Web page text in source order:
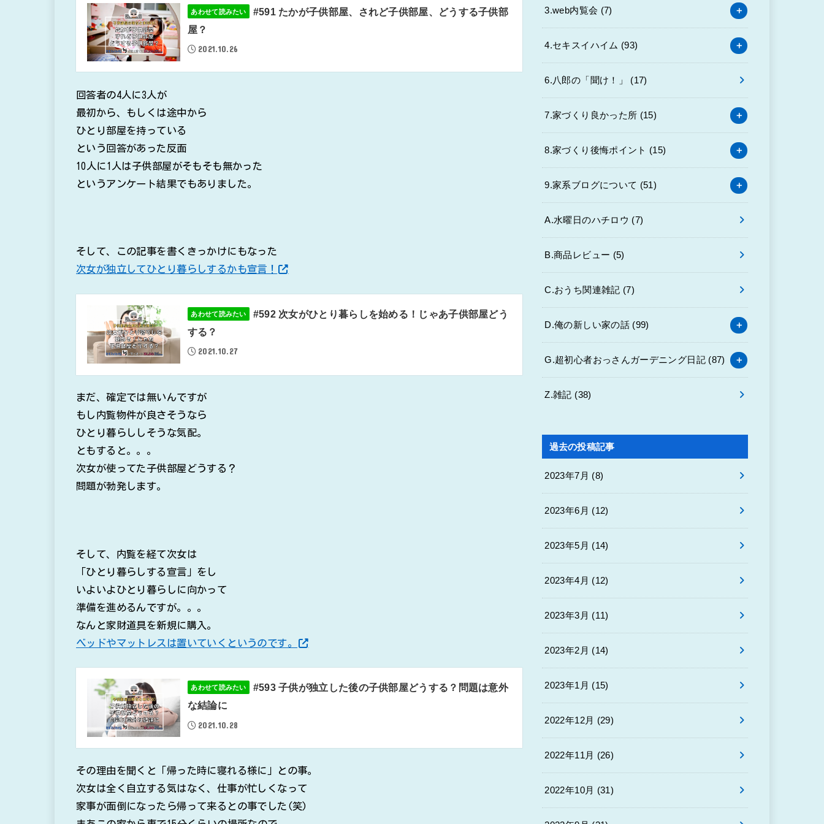
あわせて読みたい
#591 たかが子供部屋、されど子供部屋、どうする子供部
屋？
2021.10.26
回答者の4人に3人が
最初から、もしくは途中から
ひとり部屋を持っている
という回答があった反面
10人に1人は子供部屋がそもそも無かった
というアンケート結果でもありました。
そして、この記事を書くきっかけにもなった
次女が独立してひとり暮らしするかも宣言！
あわせて読みたい
#592 次女がひとり暮らしを始める！じゃあ子供部屋どう
する？
2021.10.27
まだ、確定では無いんですが
もし内覧物件が良さそうなら
ひとり暮らししそうな気配。
ともすると。。。
次女が使ってた子供部屋どうする？
問題が勃発します。
そして、内覧を経て次女は
「ひとり暮らしする宣言」をし
いよいよひとり暮らしに向かって
準備を進めるんですが。。。
なんと家財道具を新規に購入。
ベッドやマットレスは置いていくというのです。
あわせて読みたい
#593 子供が独立した後の子供部屋どうする？問題は意外
な結論に
2021.10.28
その理由を聞くと「帰った時に寝れる様に」との事。
次女は全く自立する気はなく、仕事が忙しくなって
家事が面倒になったら帰って来るとの事でした(笑)
3.web内覧会 (7)
4.セキスイハイム (93)
6.八郎の「聞け！」 (17)
7.家づくり良かった所 (15)
8.家づくり後悔ポイント (15)
9.家系ブログについて (51)
A.水曜日のハチロウ (7)
B.商品レビュー (5)
C.おうち関連雑記 (7)
D.俺の新しい家の話 (99)
G.超初心者おっさんガーデニング日記 (87)
Z.雑記 (38)
過去の投稿記事
2023年7月 (8)
2023年6月 (12)
2023年5月 (14)
2023年4月 (12)
2023年3月 (11)
2023年2月 (14)
2023年1月 (15)
2022年12月 (29)
2022年11月 (26)
2022年10月 (31)